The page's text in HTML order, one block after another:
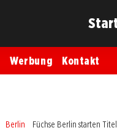
Werbung Kontakt
Berlin Füchse Berlin starten